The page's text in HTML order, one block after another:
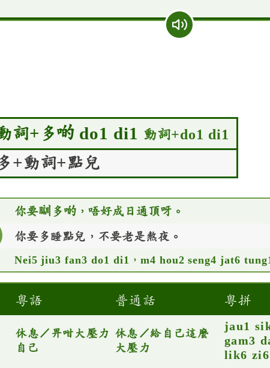
詞+多啲 do1 di1 動詞+do1 di1
多+動詞+點兒
你要瞓多啲，唔好成日通頂呀。
你要多睡點兒，不要老是熬夜。
Nei5 jiu3 fan3 do1 di1，m4 hou2 seng4 jat6
粵語 普通話 粵拼
休息／畀咁大壓力
自己
休息／給自己這麼
大壓力
jau1
gam3
lik6